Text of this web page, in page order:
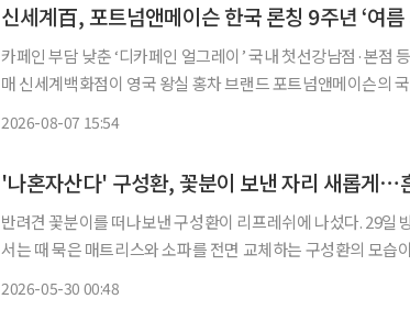
신세계百, 포트넘앤메이슨 한국 론칭 9주년 ‘여름
카페인 부담 낮춘 ‘디카페인 얼그레이’ 국내 첫선강남점·본점
매 신세계백화점이 영국 왕실 홍차 브랜드 포트넘앤메이슨의 국내 론칭 9주년을 기념해 13일
2026-08-07 15:54
반려견 꽃분이를 떠나보낸 구성환이 리프레쉬에 나섰다. 29일 방송된 MBC ‘나 혼자 산다’에
서는 때 묵은 매트리스와 소파를 전면 교체하는 구성환의 모습이 그려졌다.
2026-05-30 00:48